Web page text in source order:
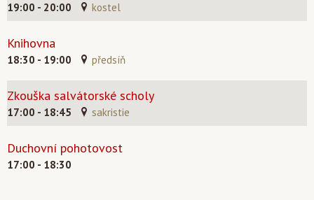
19:00 - 20:00 kostel
Knihovna
18:30 - 19:00 předsíň
Zkouška salvátorské scholy
17:00 - 18:45 sakristie
Duchovní pohotovost
17:00 - 18:30